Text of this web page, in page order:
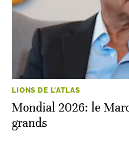
LIONS DE L'ATLAS
Mondial 2026: le
grands